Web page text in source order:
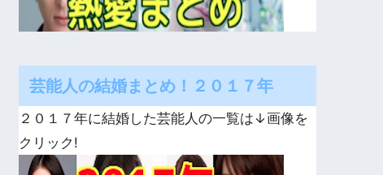
芸能人の結婚まとめ！２０１７年
２０１７年に結婚した芸能人の一覧は↓画像を
クリック!